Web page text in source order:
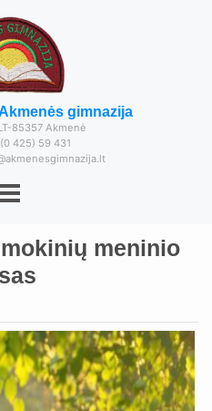
gimnazija
85357 Akmenė
425) 59 431
meninio